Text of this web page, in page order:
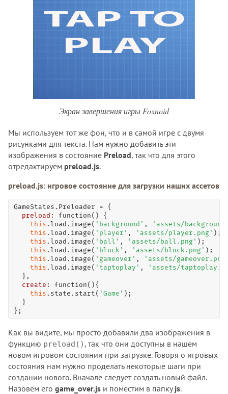
Экран завершения игры Foxnoid
Мы используем тот же фон, что и в самой игре с двумя
рисунками для текста. Нам нужно добавить эти
изображения в состояние Preload, так что для этого
отредактируем preload.js.
preload.js: игровое состояние для загрузки наших ассетов
GameStates.Preloader = {
preload : function () {
this .load. image ( 'background' ,
'assets/
this .load. image ( 'player' , 'assets/player.png' );
this .load. image ( 'ball' , 'assets/ball.png' );
this .load. image ( 'block' , 'assets/block.png' );
this .load. image ( 'gameover' ,
'assets/
this .load. image ( 'taptoplay' ,
'assets/
  },
create : function (){
this .state. start ( 'Game' );
  }
};
Как вы видите, мы просто добавили два изображения в
функцию preload() , так что они доступны в нашем
новом игровом состоянии при загрузке. Говоря о игровых
состояния нам нужно проделать некоторые шаги при
создании нового. Вначале следует создать новый файл.
Назовём его game_over.js и поместим в папкуjs.